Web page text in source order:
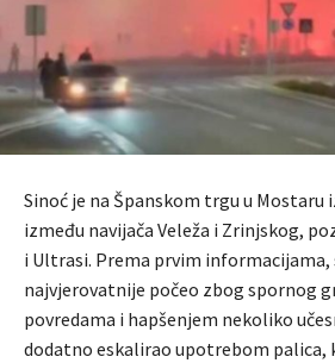
Sinoć je na Španskom trgu u Mostaru
između navijača Veleža i Zrinjskog,
i Ultrasi. Prema prvim informacijama,
najvjerovatnije počeo zbog spornog
povredama i hapšenjem nekoliko
dodatno eskalirao upotrebom palica,